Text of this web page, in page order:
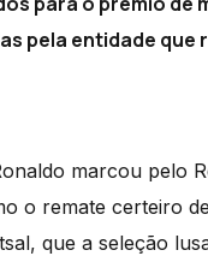
pela entidade
marcou pelo
o remate certeiro
que a seleção